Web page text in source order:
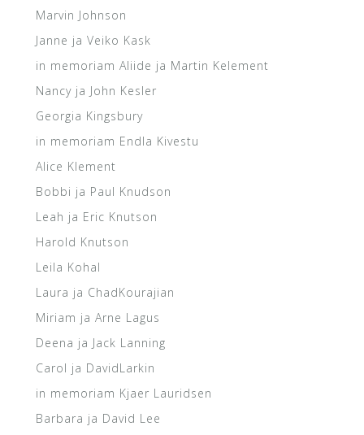
Marvin Johnson
Janne ja Veiko Kask
in memoriam Aliide ja Martin Kelement
Nancy ja John Kesler
Georgia Kingsbury
in memoriam Endla Kivestu
Alice Klement
Bobbi ja Paul Knudson
Leah ja Eric Knutson
Harold Knutson
Leila Kohal
Laura ja ChadKourajian
Miriam ja Arne Lagus
Deena ja Jack Lanning
Carol ja DavidLarkin
in memoriam Kjaer Lauridsen
Barbara ja David Lee